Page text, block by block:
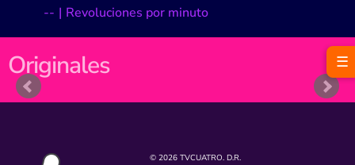
-- | Revoluciones por minuto
Originales
© 2026 TVCUATRO. D.R.
☰